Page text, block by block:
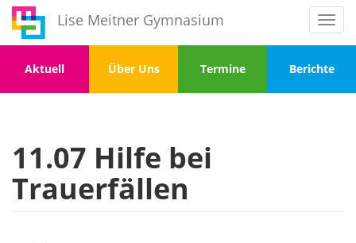
Direkt
zum
Inhalt
Lise Meitner Gymnasium
Menu
1
Aktuell
Menu
2
Über Uns
Menu
3
Termine
Menu
4
Berichte
11.07 Hilfe bei
Trauerfällen